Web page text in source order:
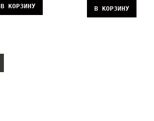
В КОРЗИНУ В КОРЗИНУ